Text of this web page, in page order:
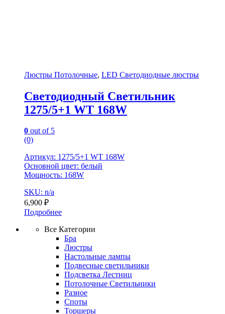
Люстры Потолочные, LED Светодиодные люстры
Светодиодный Светильник
1275/5+1 WT 168W
0 out of 5
(0)
Артикул: 1275/5+1 WT 168W
Основной цвет: белый
Мощность: 168W
SKU: n/a
6,900 ₽
Подробнее
Все Категории
Бра
Люстры
Настольные лампы
Подвесные светильники
Подсветка Лестниц
Потолочные Светильники
Разное
Споты
Торшеры